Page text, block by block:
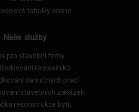
tabulky online
Naše služby
pro stavební firmy
řemeslníků
samotných prací
stavebních zakázek
rekonstrukce bytu